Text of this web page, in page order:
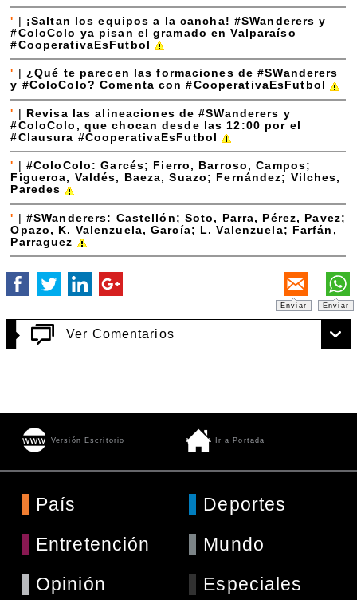
'
¡Saltan los equipos a la cancha! #SWanderers y
#ColoColo ya pisan el gramado en Valparaíso
#CooperativaEsFutbol
'
¿Qué te parecen las formaciones de #SWanderers
y #ColoColo? Comenta con #CooperativaEsFutbol
'
Revisa las alineaciones de #SWanderers y
#ColoColo, que chocan desde las 12:00 por el
#Clausura #CooperativaEsFutbol
'
#ColoColo: Garcés; Fierro, Barroso, Campos;
Figueroa, Valdés, Baeza, Suazo; Fernández; Vilches,
Paredes
'
#SWanderers: Castellón; Soto, Parra, Pérez, Pavez;
Opazo, K. Valenzuela, García; L. Valenzuela; Farfán,
Parraguez
Enviar Enviar
Ver Comentarios
Versión Escritorio Ir a Portada
País
Deportes
Entretención
Mundo
Opinión
Especiales